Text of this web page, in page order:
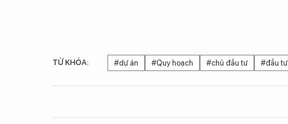
TỪ KHÓA: #dự án #Quy hoạch #chủ đầu tư #đầu tư